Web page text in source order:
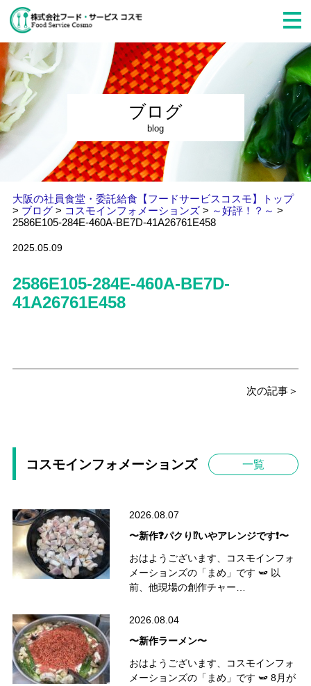
ブログ
blog
大阪の社員食堂・委託給食【フードサービスコスモ】トップ
> ブログ> コスモインフォメーションズ> ～好評！？～ >
2586E105-284E-460A-BE7D-41A26761E458
2025.05.09
2586E105-284E-460A-BE7D-
41A26761E458
次の記事＞
コスモインフォメーションズ 一覧
2026.08.07
〜新作❓パクり⁉️いやアレンジです❗️〜
おはようございます、コスモインフォ
メーションズの「まめ」です 🫛 以
前、他現場の創作チャー…
2026.08.04
〜新作ラーメン〜
おはようございます、コスモインフォ
メーションズの「まめ」です 🫛 8月が